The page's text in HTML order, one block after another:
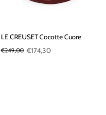
LE CREUSET Cocotte Cuore
€249,00 €174,30